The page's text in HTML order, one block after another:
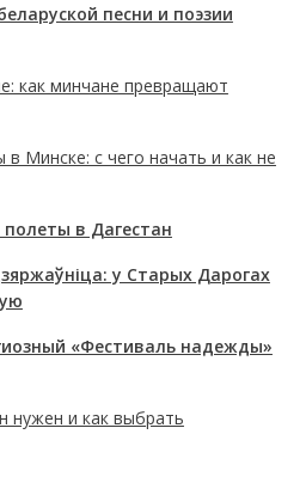
песни и поэзии
как минчане превращают
Минске: с чего начать и как не
в Дагестан
у Старых Дарогах
«Фестиваль надежды»
нужен и как выбрать